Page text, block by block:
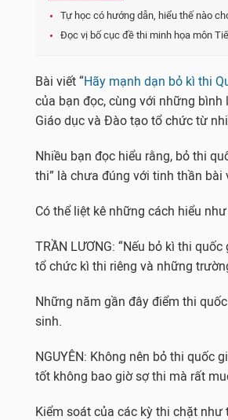
Tự học có hướng dẫn, hiểu thế nào
Đọc vị bố cục đề thi minh họa môn
Bài viết “Hãy mạnh dạn bỏ kì thi
của bạn đọc, cùng với những
Giáo dục và Đào tạo tổ chức từ
Nhiều bạn đọc hiểu rằng, bỏ thi
thi” là chưa đúng với tinh thần bài
Có thể liệt kê những cách hiểu
TRẦN LƯƠNG: “Nếu bỏ kì thi
tổ chức kì thi riêng và những
Những năm gần đây điểm thi
sinh.
NGUYÊN: Không nên bỏ thi quốc
tốt không bao giờ sợ thi mà rất
Kiểm soát của các kỳ thi chặt